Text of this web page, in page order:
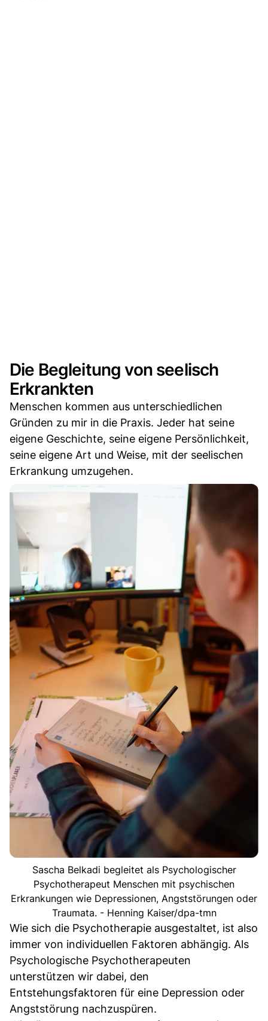
Die Begleitung von seelisch
Erkrankten
Menschen kommen aus unterschiedlichen
Gründen zu mir in die Praxis. Jeder hat seine
eigene Geschichte, seine eigene Persönlichkeit,
seine eigene Art und Weise, mit der seelischen
Erkrankung umzugehen.
Sascha Belkadi begleitet als Psychologischer
Psychotherapeut Menschen mit psychischen
Erkrankungen wie Depressionen, Angststörungen oder
Traumata. - Henning Kaiser/dpa-tmn
Wie sich die Psychotherapie ausgestaltet, ist also
immer von individuellen Faktoren abhängig. Als
Psychologische Psychotherapeuten
unterstützen wir dabei, den
Entstehungsfaktoren für eine Depression oder
Angststörung nachzuspüren.